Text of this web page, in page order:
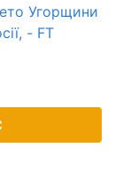
Угорщини
- FT